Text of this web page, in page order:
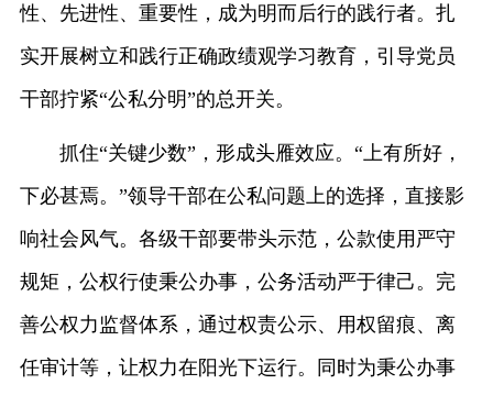
性、先进性、重要性，成为明而后行的践行者。扎
实开展树立和践行正确政绩观学习教育，引导党员
干部拧紧“公私分明”的总开关。
抓住“关键少数”，形成头雁效应。“上有所好，
下必甚焉。”领导干部在公私问题上的选择，直接影
响社会风气。各级干部要带头示范，公款使用严守
规矩，公权行使秉公办事，公务活动严于律己。完
善公权力监督体系，通过权责公示、用权留痕、离
任审计等，让权力在阳光下运行。同时为秉公办事